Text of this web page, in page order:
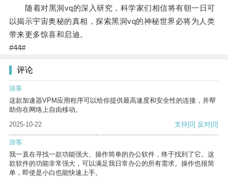
随着对黑洞vq的深入研究，科学家们相信将有朝一日可
以揭示宇宙奥秘的真相，探索黑洞vq的神秘世界必将为人类
带来更多惊喜和启迪。
#44#
评论
游客
这款加速器VPM应用程序可以给你提供最高速度和安全性的连接，并帮
助你在网络上自由移动。
2025-10-22
支持[0] 反对[0]
游客
我一直在寻找一款功能强大、操作简单的办公软件，终于找到了它。这
款软件的功能非常强大，可以满足我日常办公的所有需求。操作也很简
单，即使是小白也能快速上手。